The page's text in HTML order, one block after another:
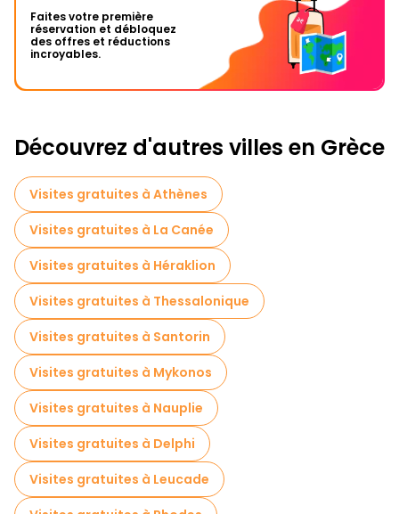
Faites votre première
réservation et débloquez
des offres et réductions
incroyables.
Découvrez d'autres villes en Grèce
Visites gratuites à Athènes
Visites gratuites à La Canée
Visites gratuites à Héraklion
Visites gratuites à Thessalonique
Visites gratuites à Santorin
Visites gratuites à Mykonos
Visites gratuites à Nauplie
Visites gratuites à Delphi
Visites gratuites à Leucade